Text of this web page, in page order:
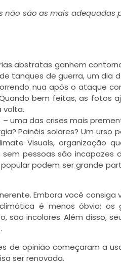
não são as mais adequadas
abstratas ganhem
tanques de guerra, um dia
nua após o ataque
bem feitas, as fotos
volta.
uma das crises mais
Painéis solares? Um urso
Visuals, organização
sem pessoas são incapazes
podem ser grande
Embora você consiga
é menos óbvia: os
são incolores. Além disso,
de opinião começaram a
ser renovada.